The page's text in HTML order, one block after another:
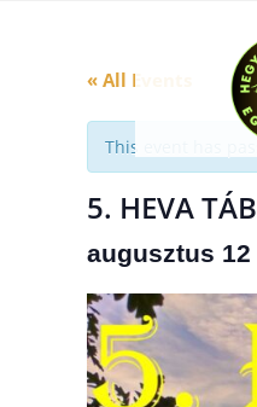
« All Events
This event has
5. HEVA
augusztus 12